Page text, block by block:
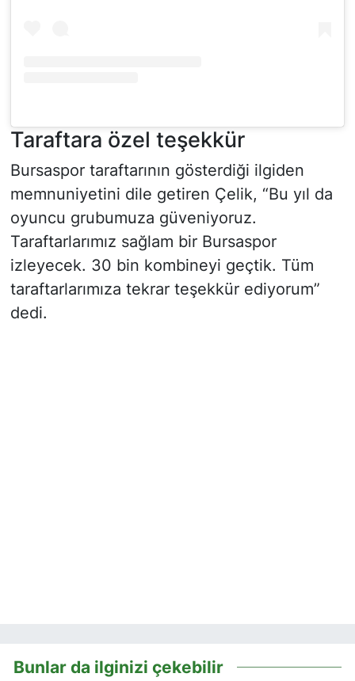
Taraftara özel teşekkür
Bursaspor taraftarının gösterdiği ilgiden
memnuniyetini dile getiren Çelik, “Bu yıl da
oyuncu grubumuza güveniyoruz.
Taraftarlarımız sağlam bir Bursaspor
izleyecek. 30 bin kombineyi geçtik. Tüm
taraftarlarımıza tekrar teşekkür ediyorum”
dedi.
Bunlar da ilginizi çekebilir